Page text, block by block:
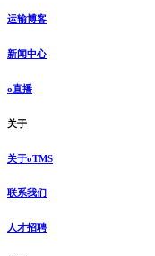
运输博客
新闻中心
o直播
关于
关于oTMS
联系我们
人才招聘